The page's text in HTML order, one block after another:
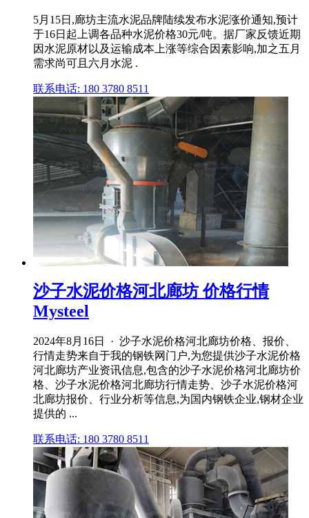
5月15日,廊坊主流水泥品牌陆续发布水泥涨价通知,预计
于16日起上调各品种水泥价格30元/吨。据厂家反馈近期
因水泥原材以及运输成本上涨等综合因素影响,加之五月
需求尚可且六月水泥 .
联系电话: 180 3780 8511
沙子水泥价格河北廊坊 价格行情
Mysteel
2024年8月16日 · 沙子水泥价格河北廊坊价格、报价、
行情走势来自于我的钢铁网门户,为您提供沙子水泥价格
河北廊坊产业资讯信息,包含的沙子水泥价格河北廊坊价
格、沙子水泥价格河北廊坊行情走势、沙子水泥价格河
北廊坊报价、行业分析等信息,为国内钢铁企业,钢材企业
提供的 ...
联系电话: 180 3780 8511